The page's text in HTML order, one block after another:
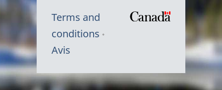
Terms and
conditions
Avis
Symbole
du